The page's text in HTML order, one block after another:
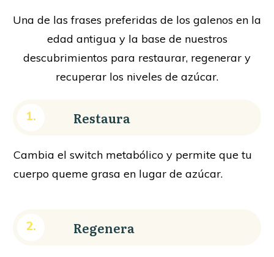
Una de las frases preferidas de los galenos en la
edad antigua y la base de nuestros
descubrimientos para restaurar, regenerar y
recuperar los niveles de azúcar.
1. Restaura
Cambia el switch metabólico y permite que tu
cuerpo queme grasa en lugar de azúcar.
2. Regenera